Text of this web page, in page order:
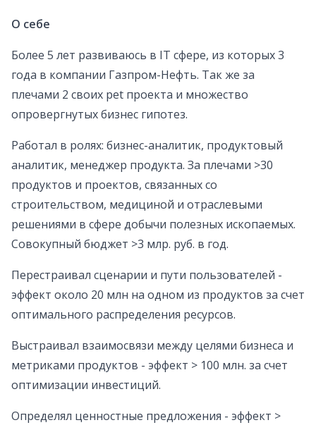
О себе
Более 5 лет развиваюсь в IT сфере, из которых 3
года в компании Газпром-Нефть. Так же за
плечами 2 своих pet проекта и множество
опровергнутых бизнес гипотез.
Работал в ролях: бизнес-аналитик, продуктовый
аналитик, менеджер продукта. За плечами >30
продуктов и проектов, связанных со
строительством, медициной и отраслевыми
решениями в сфере добычи полезных ископаемых.
Совокупный бюджет >3 млр. руб. в год.
Перестраивал сценарии и пути пользователей -
эффект около 20 млн на одном из продуктов за счет
оптимального распределения ресурсов.
Выстраивал взаимосвязи между целями бизнеса и
метриками продуктов - эффект > 100 млн. за счет
оптимизации инвестиций.
Определял ценностные предложения - эффект >